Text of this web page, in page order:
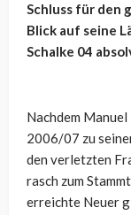
Schluss für den
Blick auf seine
Schalke 04
Nachdem
2006/07 zu
den verletzten
rasch zum
erreichte Neuer